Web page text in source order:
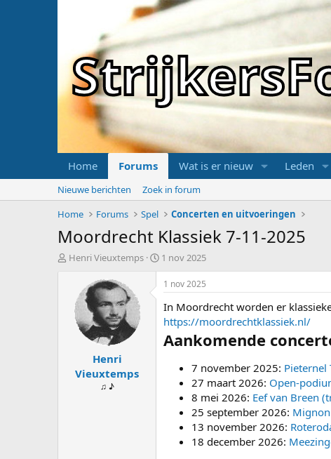
Home Forums Wat is er nieuw Leden
Nieuwe berichten
Zoek in forum
Home
Forums Spel Concerten en uitvoeringen
Moordrecht Klassiek 7-11-2025
T
Henri Vieuxtemps
S
t
a
r
t
d
t
1 nov 2025
Henri
Vieuxtemps
♫ ♪
1 nov 2025
In Moordrecht worden er
https://moordrechtklassiek.nl/
Aankomende
7 november 2025: Pieternel
27 maart 2026: Open-
8 mei 2026: Eef van Breen
25 september 2026:
13 november 2026:
18 december 2026: